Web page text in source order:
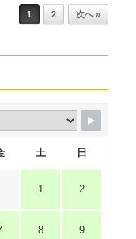
1 2 次へ »
土 日
1 2
8 9